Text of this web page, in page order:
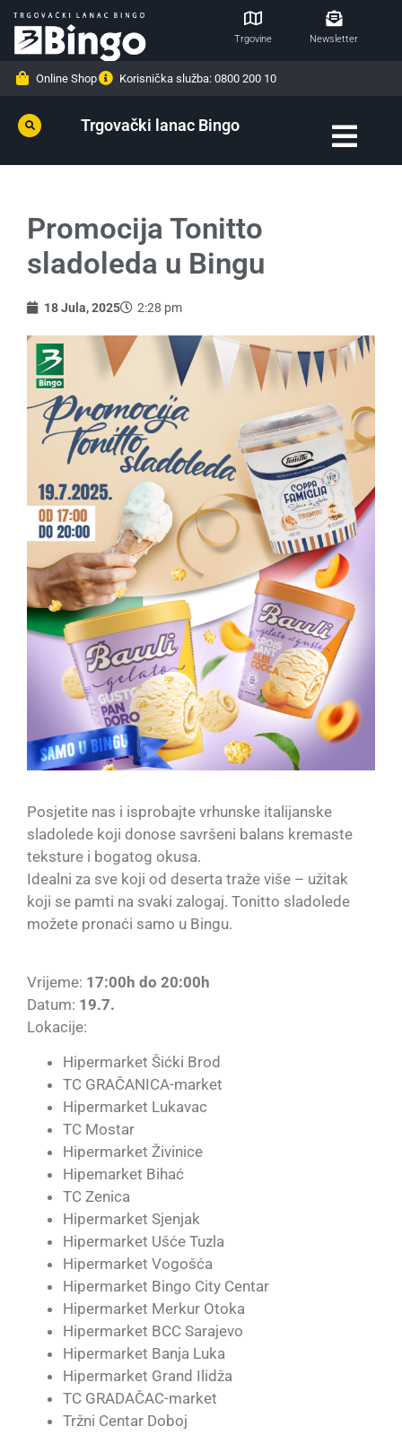
Trgovine Newsletter
Online Shop Korisnička služba: 0800 200 10
Trgovački lanac Bingo
Promocija Tonitto
sladoleda u Bingu
18 Jula, 2025 2:28 pm
Posjetite nas i isprobajte vrhunske italijanske
sladolede koji donose savršeni balans kremaste
teksture i bogatog okusa.
Idealni za sve koji od deserta traže više – užitak
koji se pamti na svaki zalogaj. Tonitto sladolede
možete pronaći samo u Bingu.
Vrijeme: 17:00h do 20:00h
Datum: 19.7.
Lokacije:
Hipermarket Šićki Brod
TC GRAČANICA-market
Hipermarket Lukavac
TC Mostar
Hipermarket Živinice
Hipemarket Bihać
TC Zenica
Hipermarket Sjenjak
Hipermarket Ušće Tuzla
Hipermarket Vogošća
Hipermarket Bingo City Centar
Hipermarket Merkur Otoka
Hipermarket BCC Sarajevo
Hipermarket Banja Luka
Hipermarket Grand Ilidža
TC GRADAČAC-market
Tržni Centar Doboj